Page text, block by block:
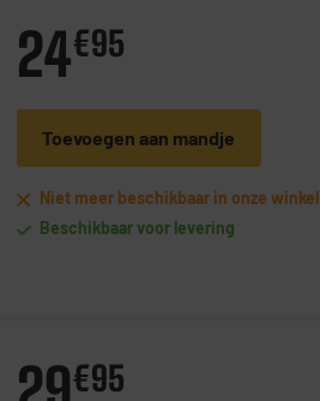
24€95
Toevoegen aan mandje
Niet meer beschikbaar in onze winkel
Beschikbaar voor levering
€95